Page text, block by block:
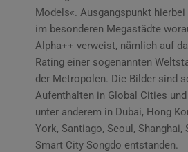
Models«. Ausgangspunkt
im besonderen Megastädte
Alpha++ verweist, nämlich auf
Rating einer sogenannten
der Metropolen. Die Bilder sind
Aufenthalten in Global Cities
unter anderem in Dubai, Hong
York, Santiago, Seoul, Shanghai,
Smart City Songdo entstanden.